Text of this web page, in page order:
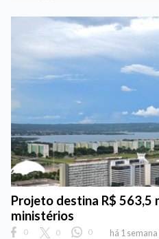
Projeto destina R$ 563,5
ministérios
0 0 0 há 1 semana